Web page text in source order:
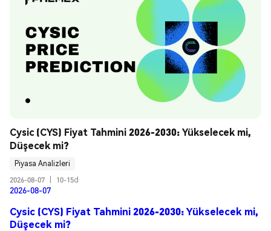
Cysic (CYS) Fiyat Tahmini 2026-2030: Yükselecek mi,
Düşecek mi?
Piyasa Analizleri
2026-08-07
10-15d
2026-08-07
Cysic (CYS) Fiyat Tahmini 2026-2030: Yükselecek mi,
Düşecek mi?